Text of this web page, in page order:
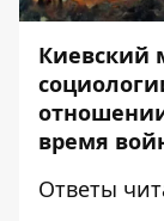
Киевский
время
Ответы